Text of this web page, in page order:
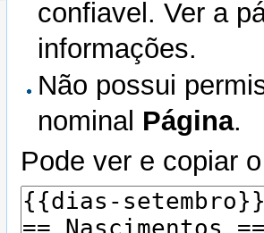
confiavel. Ver a
informações.
Não possui
nominal Página.
Pode ver e copiar